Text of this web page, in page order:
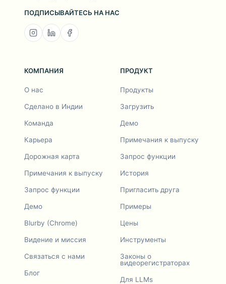
ПОДПИСЫВАЙТЕСЬ НА НАС
КОМПАНИЯ
О нас
Сделано в Индии
Команда
Карьера
Дорожная карта
Примечания к выпуску
Запрос функции
Демо
Blurby (Chrome)
Видение и миссия
Связаться с нами
Блог
ПРОДУКТ
Продукты
Загрузить
Демо
Примечания к выпуску
Запрос функции
История
Пригласить друга
Примеры
Цены
Инструменты
Законы о
видеорегистраторах
Для LLMs